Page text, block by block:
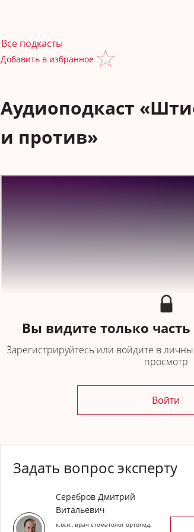
Все подкасты
Добавить в избранное
Аудиоподкаст
и против»
0:00Показания к изготовлению коронок и
Эластичные штифты
Жесткие штифты
18:33Кто и когда делает перфорацию?
Вы видите только
Зарегистрируйтесь или войдите в
просмотр
Войти
Задать вопрос эксперту
Серебров Дмитрий
Витальевич
к.м.н., врач стоматолог ортопед,